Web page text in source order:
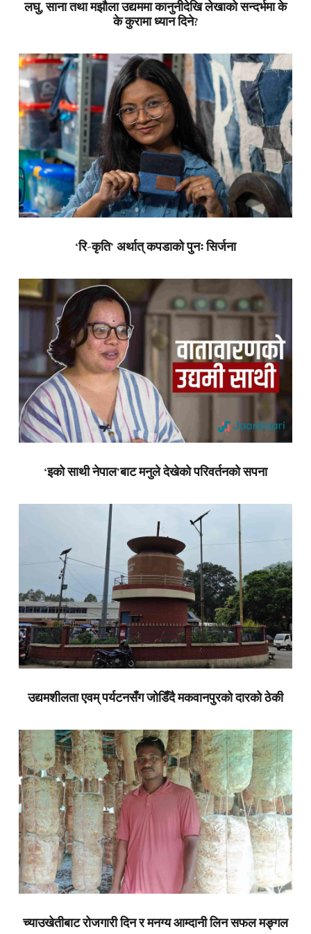
लघु, साना तथा मझौला उद्यममा कानुनीदेखि लेखाको सन्दर्भमा के
के कुरामा ध्यान दिने?
‘रि-कृति’ अर्थात् कपडाको पुनः सिर्जना
‘इको साथी नेपाल’बाट मनुले देखेको परिवर्तनको सपना
उद्यमशीलता एवम् पर्यटनसँग जोडिँदै मकवानपुरको दारको ठेकी
च्याउखेतीबाट रोजगारी दिन र मनग्य आम्दानी लिन सफल मङ्गल